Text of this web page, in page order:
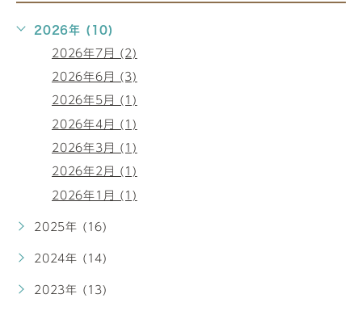
2026年 (10)
2026年7月 (2)
2026年6月 (3)
2026年5月 (1)
2026年4月 (1)
2026年3月 (1)
2026年2月 (1)
2026年1月 (1)
2025年 (16)
2024年 (14)
2023年 (13)